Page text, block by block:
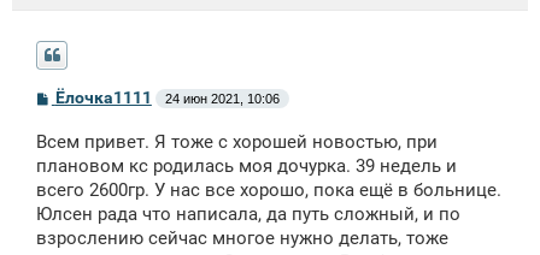
С
б
щ
н
и
Ёлочка1111 24 июн 2021, 10:06
Всем привет. Я тоже с хорошей новостью, при
плановом кс родилась моя дочурка. 39 недель и
всего 2600гр. У нас все хорошо, пока ещё в больнице.
Юлсен рада что написала, да путь сложный, и по
взрослению сейчас многое нужно делать, тоже